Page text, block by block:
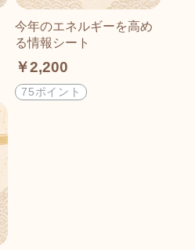
今年のエネルギーを高め
る情報シート
￥2,200
75ポイント